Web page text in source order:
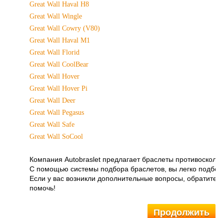
Great Wall Haval H8
Great Wall Wingle
Great Wall Cowry (V80)
Great Wall Haval M1
Great Wall Florid
Great Wall CoolBear
Great Wall Hover
Great Wall Hover Pi
Great Wall Deer
Great Wall Pegasus
Great Wall Safe
Great Wall SoCool
Компания Autobraslet предлагаетбраслеты
С помощью системы подбора браслетов, вы легко
Если у вас возникли дополнительные вопросы,
помочь!
Продолжить